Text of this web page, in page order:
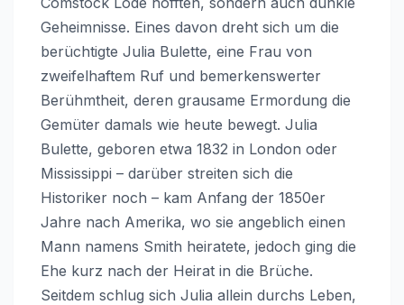
Geheimnisse. Eines davon dreht sich um die
berüchtigte Julia Bulette, eine Frau von
zweifelhaftem Ruf und bemerkenswerter
Berühmtheit, deren grausame Ermordung die
Gemüter damals wie heute bewegt. Julia
Bulette, geboren etwa 1832 in London oder
Mississippi – darüber streiten sich die
Historiker noch – kam Anfang der 1850er
Jahre nach Amerika, wo sie angeblich einen
Mann namens Smith heiratete, jedoch ging die
Ehe kurz nach der Heirat in die Brüche.
Seitdem schlug sich Julia allein durchs Leben,